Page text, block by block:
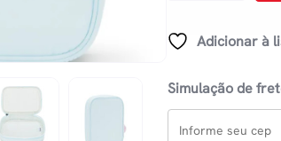
100
-
Blue
Sky
Adicionar à
Simulação de